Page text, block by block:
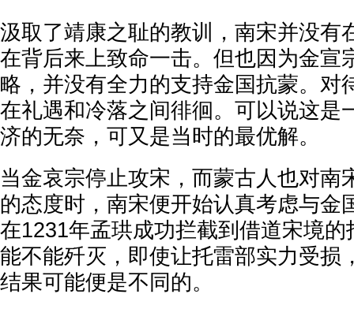
汲取了靖康之耻的教训，南宋并没有
在背后来上致命一击。但也因为金宣
略，并没有全力的支持金国抗蒙。对
在礼遇和冷落之间徘徊。可以说这是
济的无奈，可又是当时的最优解。
当金哀宗停止攻宋，而蒙古人也对南
的态度时，南宋便开始认真考虑与金
在1231年孟珙成功拦截到借道宋境
能不能歼灭，即使让托雷部实力受损
结果可能便是不同的。